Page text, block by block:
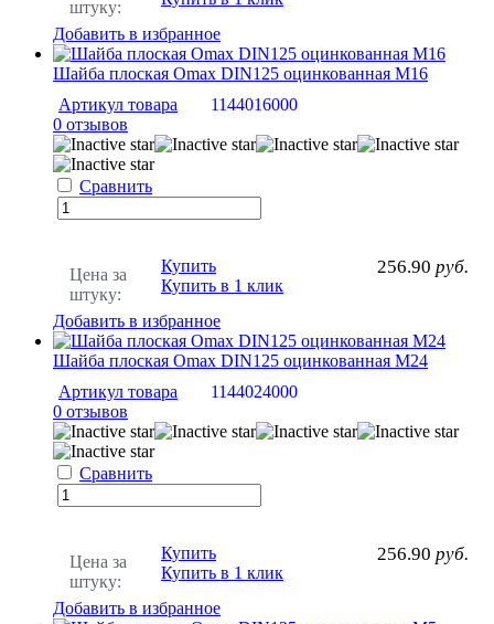
штуку:
Добавить в избранное
Шайба плоская Omax DIN125 оцинкованная М16
Артикул товара
1144016000
0 отзывов
Сравнить
Цена за
штуку:
256.90 руб.
Купить
Купить в 1 клик
Добавить в избранное
Шайба плоская Omax DIN125 оцинкованная М24
Артикул товара
1144024000
0 отзывов
Сравнить
Цена за
штуку:
256.90 руб.
Купить
Купить в 1 клик
Добавить в избранное